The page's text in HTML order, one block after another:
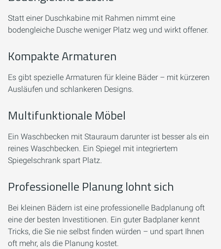
Statt einer Duschkabine mit Rahmen nimmt eine
bodengleiche Dusche weniger Platz weg und wirkt offener.
Kompakte Armaturen
Es gibt spezielle Armaturen für kleine Bäder – mit kürzeren
Ausläufen und schlankeren Designs.
Multifunktionale Möbel
Ein Waschbecken mit Stauraum darunter ist besser als ein
reines Waschbecken. Ein Spiegel mit integriertem
Spiegelschrank spart Platz.
Professionelle Planung lohnt sich
Bei kleinen Bädern ist eine professionelle Badplanung oft
eine der besten Investitionen. Ein guter Badplaner kennt
Tricks, die Sie nie selbst finden würden – und spart Ihnen
oft mehr, als die Planung kostet.